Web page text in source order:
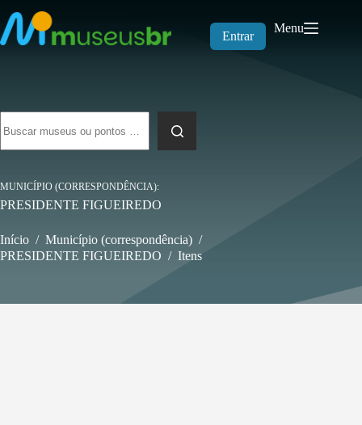
para
o
conteúdo
Entrar
Menu
resultados
MUNICÍPIO (CORRESPONDÊNCIA)
PRESIDENTE FIGUEIREDO
Início / Município (correspondência) /
PRESIDENTE FIGUEIREDO / Itens